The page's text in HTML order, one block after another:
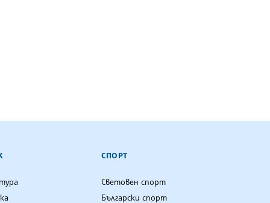
СПОРТ
Световен спорт
Български спорт